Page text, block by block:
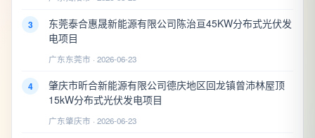
3
东莞泰合惠晟新能源有限公司陈治亘45KW分布式光伏发
电项目
广东东莞市 · 2026-06-23
4
肇庆市昕合新能源有限公司德庆地区回龙镇曾沛林屋顶
15kW分布式光伏发电项目
广东肇庆市 · 2026-06-23